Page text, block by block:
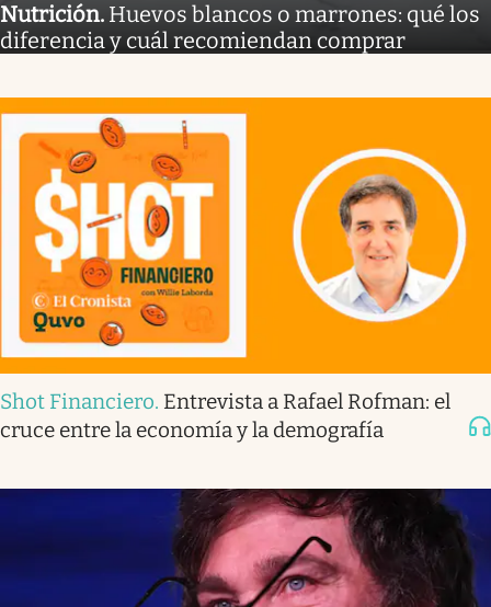
Nutrición. Huevos blancos o marrones: qué los
diferencia y cuál recomiendan comprar
Shot Financiero. Entrevista a Rafael Rofman: el
cruce entre la economía y la demografía